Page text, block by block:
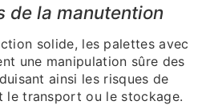
de la manutention
solide, les palettes avec
une manipulation sûre des
ainsi les risques de
le transport ou le stockage.